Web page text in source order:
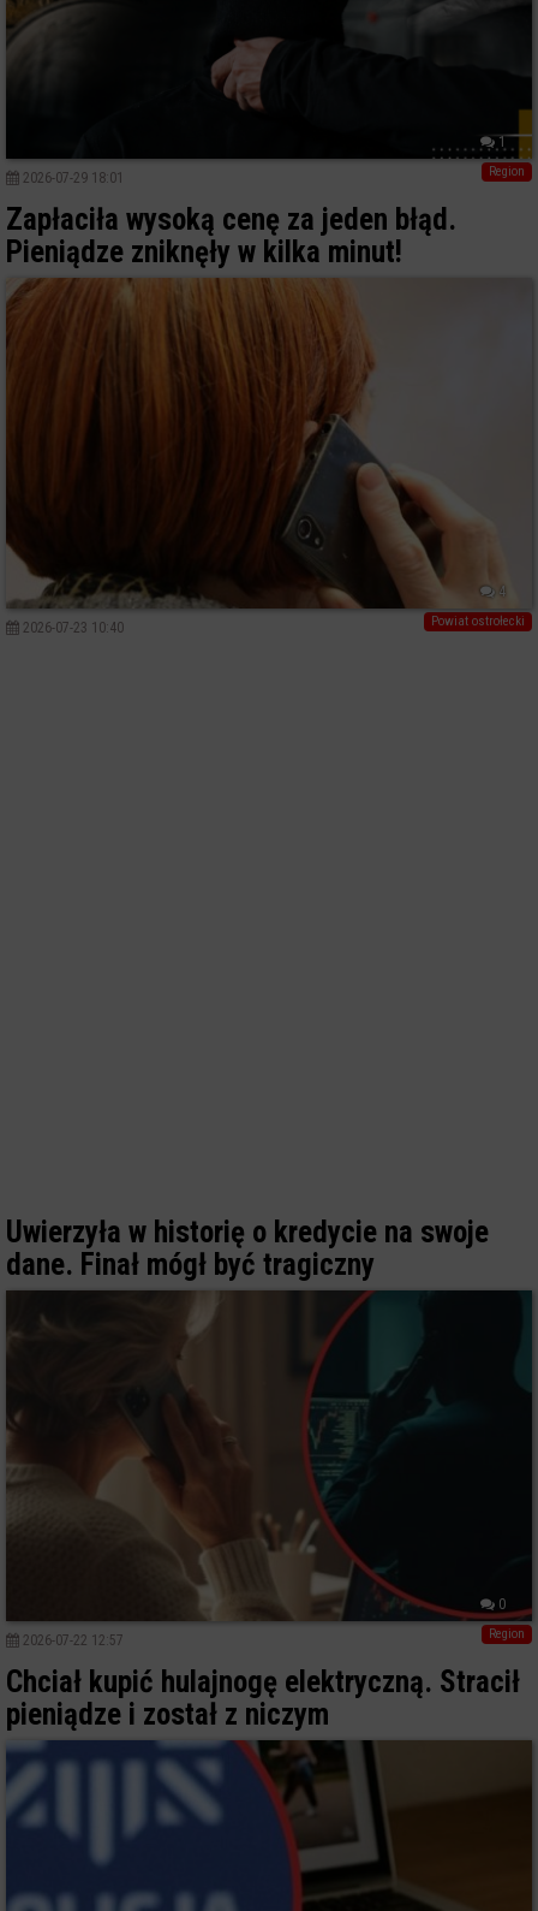
1
Region
2026-07-29 18:01
Zapłaciła wysoką cenę za jeden błąd.
Pieniądze zniknęły w kilka minut!
4
Powiat ostrołecki
2026-07-23 10:40
Uwierzyła w historię o kredycie na swoje
dane. Finał mógł być tragiczny
0
Region
2026-07-22 12:57
Chciał kupić hulajnogę elektryczną. Stracił
pieniądze i został z niczym